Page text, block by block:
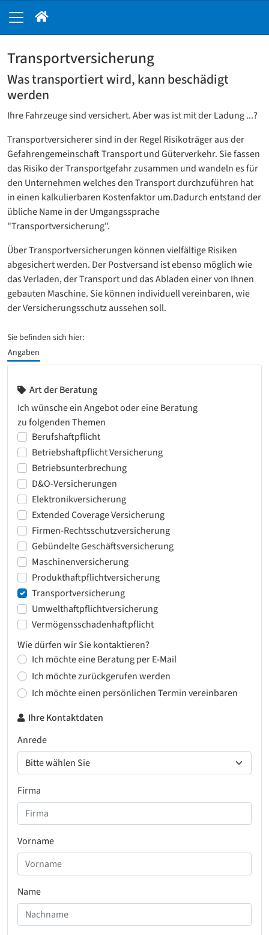
Transportversicherung
Was transportiert wird, kann beschädigt
werden
Ihre Fahrzeuge sind versichert. Aber was ist mit der Ladung ...?
Transportversicherer sind in der Regel Risikoträger aus der
Gefahrengemeinschaft Transport und Güterverkehr. Sie fassen
das Risiko der Transportgefahr zusammen und wandeln es für
den Unternehmen welches den Transport durchzuführen hat
in einen kalkulierbaren Kostenfaktor um.Dadurch entstand der
übliche Name in der Umgangssprache
"Transportversicherung".
Über Transportversicherungen können vielfältige Risiken
abgesichert werden. Der Postversand ist ebenso möglich wie
das Verladen, der Transport und das Abladen einer von Ihnen
gebauten Maschine. Sie können individuell vereinbaren, wie
der Versicherungsschutz aussehen soll.
Sie befinden sich hier:
Angaben
Art der Beratung
Ich wünsche ein Angebot oder eine Beratung
zu folgenden Themen
Berufshaftpflicht
Betriebshaftpflicht Versicherung
Betriebsunterbrechung
D&O-Versicherungen
Elektronikversicherung
Extended Coverage Versicherung
Firmen-Rechtsschutzversicherung
Gebündelte Geschäftsversicherung
Maschinenversicherung
Produkthaftpflichtversicherung
Transportversicherung
Umwelthaftpflichtversicherung
Vermögensschadenhaftpflicht
Wie dürfen wir Sie kontaktieren?
Ich möchte eine Beratung per E-Mail
Ich möchte zurückgerufen werden
Ich möchte einen persönlichen Termin vereinbaren
Ihre Kontaktdaten
Anrede
Firma
Vorname
Name